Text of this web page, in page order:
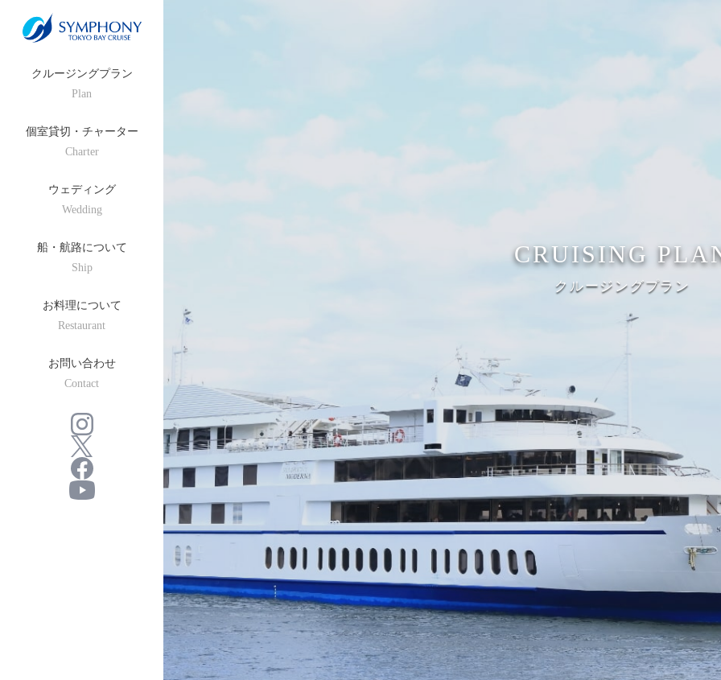
クルージングプラン
Plan
個室貸切・チャーター
Charter
ウェディング
Wedding
船・航路について
Ship
お料理について
Restaurant
お問い合わせ
Contact
CRUISING
クルージングプラン